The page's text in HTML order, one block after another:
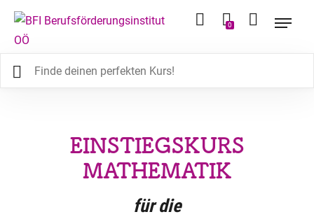
0
EINSTIEGSKURS
MATHEMATIK
für die